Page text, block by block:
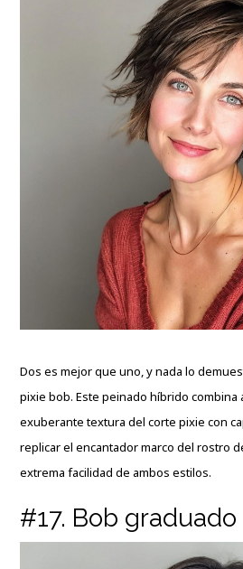
Dos es mejor que uno, y nada lo
pixie bob. Este peinado híbrido combina
exuberante textura del corte pixie con
replicar el encantador marco del rostro
extrema facilidad de ambos estilos.
#17. Bob graduado